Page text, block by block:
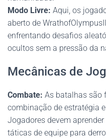
Modo Livre: Aqui, os
aberto de
enfrentando desafios
ocultos sem a pressão da
Mecânicas de
Combate: As batalhas são
combinação de estratégia
Jogadores devem
táticas de equipe para